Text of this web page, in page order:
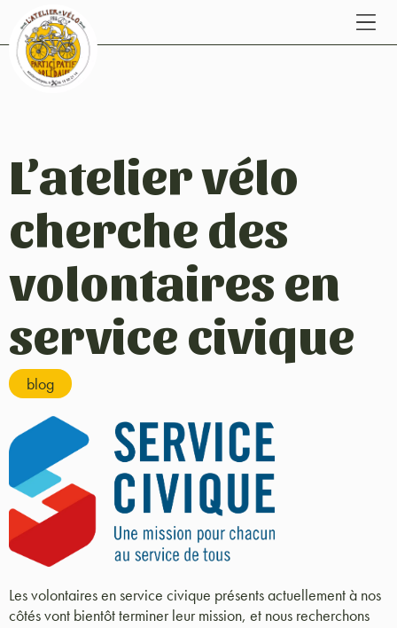
L’atelier vélo
cherche des
volontaires en
service civique
blog
Les volontaires en service civique présents actuellement à nos
côtés vont bientôt terminer leur mission, et nous recherchons